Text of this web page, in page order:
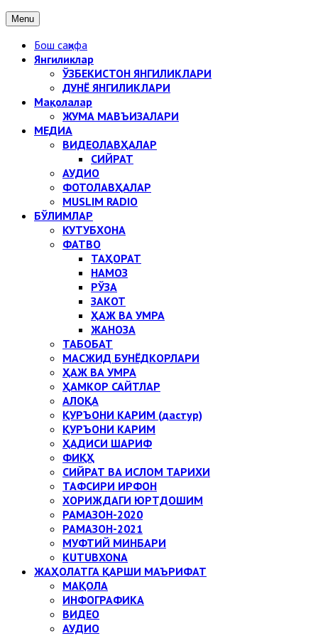
Menu
Бош саҳифа
Янгиликлар
ЎЗБЕКИСТОН ЯНГИЛИКЛАРИ
ДУНЁ ЯНГИЛИКЛАРИ
Мақолалар
ЖУМА МАВЪИЗАЛАРИ
МЕДИА
ВИДЕОЛАВҲАЛАР
СИЙРАТ
АУДИО
ФОТОЛАВҲАЛАР
MUSLIM RADIO
БЎЛИМЛАР
КУТУБХОНА
ФАТВО
ТАҲОРАТ
НАМОЗ
РЎЗА
ЗАКОТ
ҲАЖ ВА УМРА
ЖАНОЗА
ТАБОБАТ
МАСЖИД БУНЁДКОРЛАРИ
ҲАЖ ВА УМРА
ҲАМКОР САЙТЛАР
АЛОҚА
ҚУРЪОНИ КАРИМ (дастур)
ҚУРЪОНИ КАРИМ
ҲАДИСИ ШАРИФ
ФИҚҲ
СИЙРАТ ВА ИСЛОМ ТАРИХИ
ТАФСИРИ ИРФОН
ХОРИЖДАГИ ЮРТДОШИМ
РАМАЗОН-2020
РАМАЗОН-2021
МУФТИЙ МИНБАРИ
KUTUBXONA
ЖАҲОЛАТГА ҚАРШИ МАЪРИФАТ
МАҚОЛА
ИНФОГРАФИКА
ВИДЕО
АУДИО